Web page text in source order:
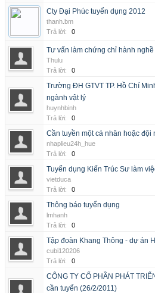
Cty Đại Phúc tuyển dụng 2012
thanh.bm
Trả lời:
0
Tư vấn làm chứng chỉ hành
Thulu
Trả lời:
0
Trường ĐH GTVT TP. Hồ Chí
ngành vật lý
huynhbinh
Trả lời:
0
Cần tuyền một cá nhân hoặc đội
nhaplieu24h_hue
Trả lời:
0
Tuyển dụng Kiến Trúc Sư làm
vietduca
Trả lời:
0
Thông báo tuyển dụng
lmhanh
Trả lời:
0
Tập đoàn Khang Thông - dự án
cubi120206
Trả lời:
0
CÔNG TY CỔ PHẦN PHÁT
cần tuyển (26/2/2011)